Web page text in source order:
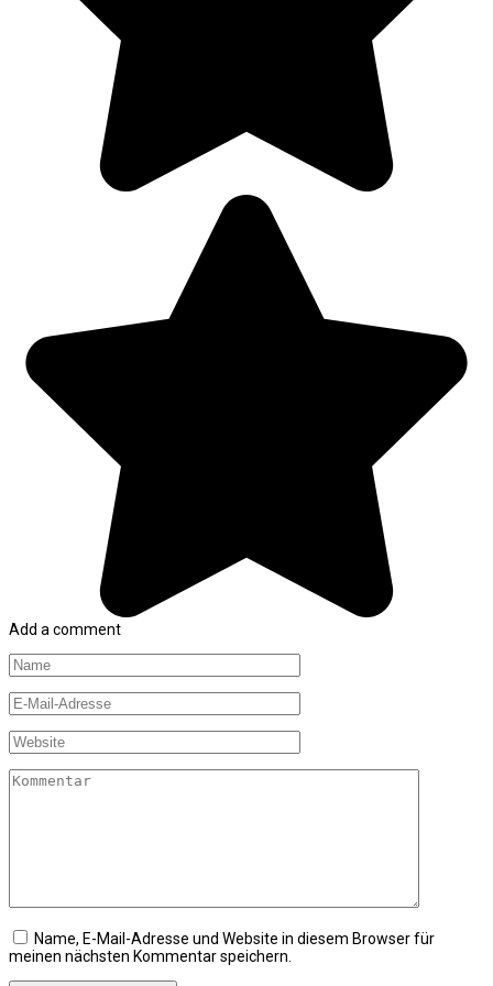
Add a comment
Name
*
E-
Mail-
Adresse
*
Website
Kommentar
Name, E-Mail-Adresse und Website in diesem Browser für
meinen nächsten Kommentar speichern.